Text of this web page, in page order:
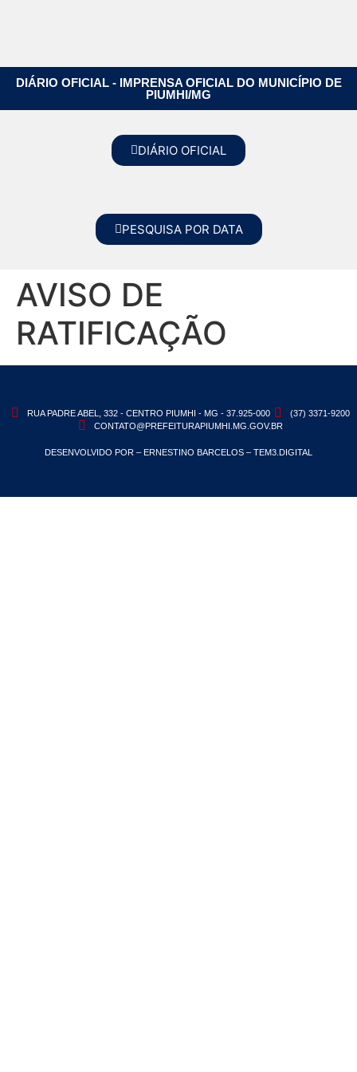
DIÁRIO OFICIAL - IMPRENSA OFICIAL DO MUNICÍPIO DE
PIUMHI/MG
DIÁRIO OFICIAL
PESQUISA POR DATA
AVISO DE
RATIFICAÇÃO
RUA PADRE ABEL, 332 - CENTRO PIUMHI - MG - 37.925-000
(37) 3371-9200
CONTATO@PREFEITURAPIUMHI.MG.GOV.BR
DESENVOLVIDO POR – ERNESTINO BARCELOS – TEM3.DIGITAL